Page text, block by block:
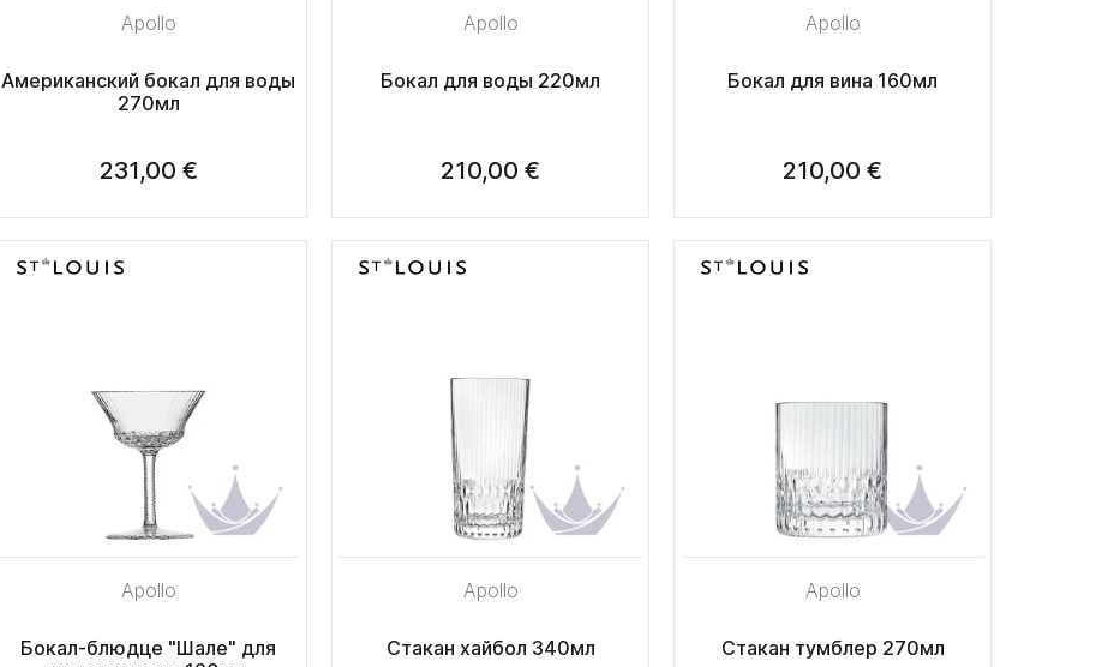
Apollo
Американский бокал для воды
270мл
231,00 €
Apollo
Бокал для воды 220мл
210,00 €
Apollo
Бокал для вина 160мл
210,00 €
Apollo
Бокал-блюдце "Шале" для
Apollo
Стакан хайбол 340мл
Apollo
Стакан тумблер 270мл